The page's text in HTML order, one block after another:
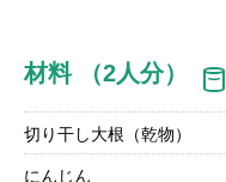
材料 （2人分）
切り干し大根（乾物）
にんじん